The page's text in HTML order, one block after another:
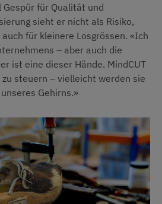
für Qualität und
sieht er nicht als Risiko,
für kleinere Losgrössen. «Ich
– aber auch die
ist eine dieser Hände. MindCUT
steuern – vielleicht werden sie
Gehirns.»